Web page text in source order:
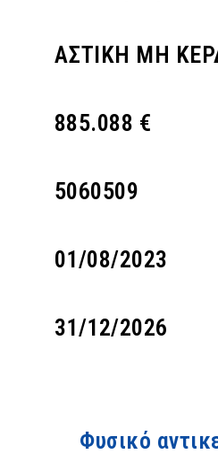
ΑΣΤΙΚΗ ΜΗ
885.088 €
5060509
01/08/2023
31/12/2026
Φυσικό